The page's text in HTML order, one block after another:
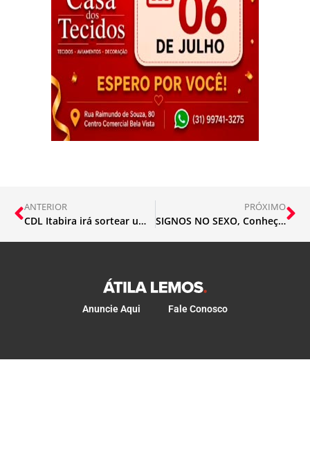
ANTERIOR
CDL Itabira irá sortear um ano de supermercado, carro e motos
PRÓXIMO
SIGNOS NO SEXO, Conheça o ponto fraco
Anuncie Aqui Fale Conosco